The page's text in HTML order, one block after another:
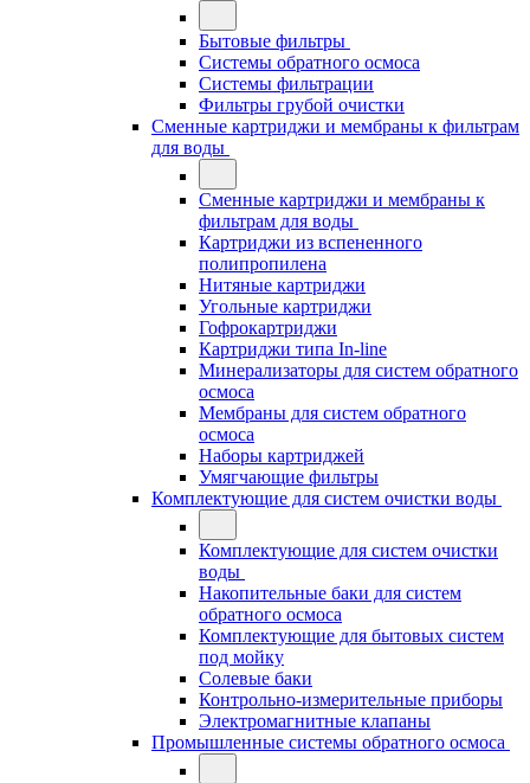
Бытовые фильтры
Системы обратного осмоса
Системы фильтрации
Фильтры грубой очистки
Сменные картриджи и мембраны к фильтрам
для воды
Сменные картриджи и мембраны к
фильтрам для воды
Картриджи из вспененного
полипропилена
Нитяные картриджи
Угольные картриджи
Гофрокартриджи
Картриджи типа In-line
Минерализаторы для систем обратного
осмоса
Мембраны для систем обратного
осмоса
Наборы картриджей
Умягчающие фильтры
Комплектующие для систем очистки воды
Комплектующие для систем очистки
воды
Накопительные баки для систем
обратного осмоса
Комплектующие для бытовых систем
под мойку
Солевые баки
Контрольно-измерительные приборы
Электромагнитные клапаны
Промышленные системы обратного осмоса